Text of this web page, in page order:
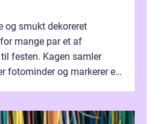
og smukt dekoreret
mange par et af
festen. Kagen samler
fotominder og markerer et